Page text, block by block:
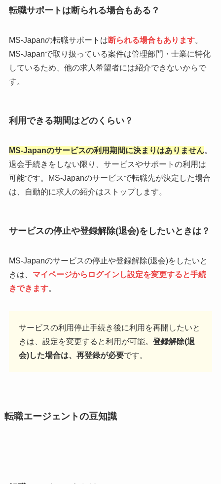
転職サポートは断られる場合もある？
MS-Japanの転職サポートは断られる場合もあります。
MS-Japanで取り扱っている案件は管理部門・士業に特化
しているため、他の求人希望者には紹介できないからで
す。
利用できる期間はどのくらい？
MS-Japanのサービスの利用期間に決まりはありません。
退会手続きをしない限り、サービスやサポートの利用は
可能です。MS-Japanのサービスで転職先が決定した場合
は、自動的に求人の紹介はストップします。
サービスの停止や登録解除(退会)をしたいときは？
MS-Japanのサービスの停止や登録解除(退会)をしたいと
きは、 マイページからログインし設定を変更すると手続
きできます。
サービスの利用停止手続き後に利用を再開したいと
きは、設定を変更すると利用が可能。 登録解除(退
会)した場合は、再登録が必要です。
転職エージェントの豆知識